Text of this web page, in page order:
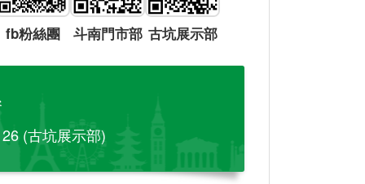
fb粉絲團 斗南門市部 古坑展示部
(古坑展示部)